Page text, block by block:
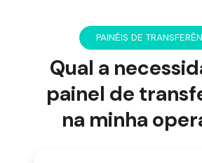
PAINÉIS DE
Qual a
painel de
na minha